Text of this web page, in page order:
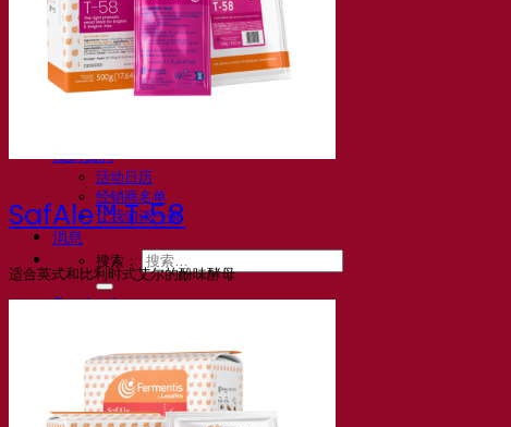
网络研讨会的录音
文档
啤酒技巧与窍门
葡萄酒文献
烈酒文献
找到我们
活动日历
经销商名单
让我们谈一谈
消息
搜索：
Contact
SafAle™ T‑58
适合英式和比利时式艾尔的酚味酵母